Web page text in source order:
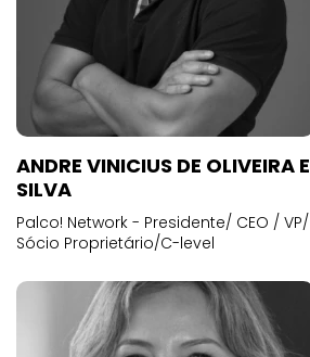
ANDRE VINICIUS DE OLIVEIRA E
SILVA
Palco! Network - Presidente/ CEO / VP/
Sócio Proprietário/C-level